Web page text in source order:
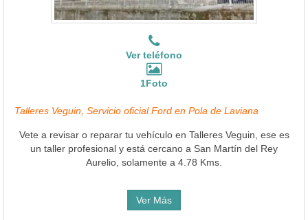
Ver teléfono
1Foto
Talleres Veguin, Servicio oficial Ford en Pola de Laviana
Vete a revisar o reparar tu vehículo en Talleres Veguin, ese es
un taller profesional y está cercano a San Martín del Rey
Aurelio, solamente a 4.78 Kms.
Ver Más